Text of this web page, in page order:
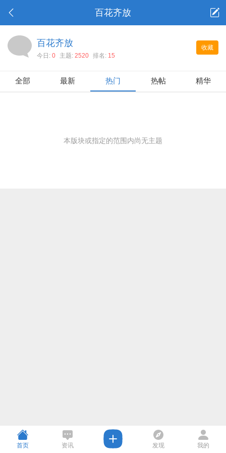
百花齐放
收藏
百花齐放
今日: 0 主题: 2520 排名: 15
全部 最新 热门 热帖 精华
本版块或指定的范围内尚无主题
首页 资讯 发现 我的